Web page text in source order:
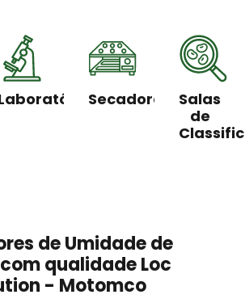
Secadores
Salas
de
de Umidade de
qualidade Loc
- Motomco